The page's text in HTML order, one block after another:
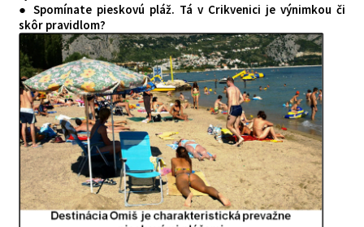
● Spomínate pieskovú pláž. Tá v Crikvenici je výnimkou či
skôr pravidlom?